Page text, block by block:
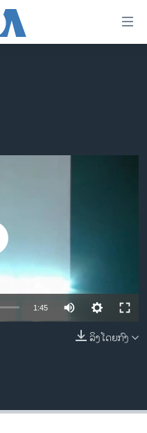
2024
available
1:45
ລິງໂດຍກົງ